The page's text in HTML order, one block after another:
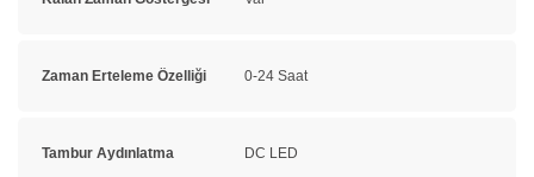
Zaman Erteleme Özelliği 0-24 Saat
Tambur Aydınlatma DC LED